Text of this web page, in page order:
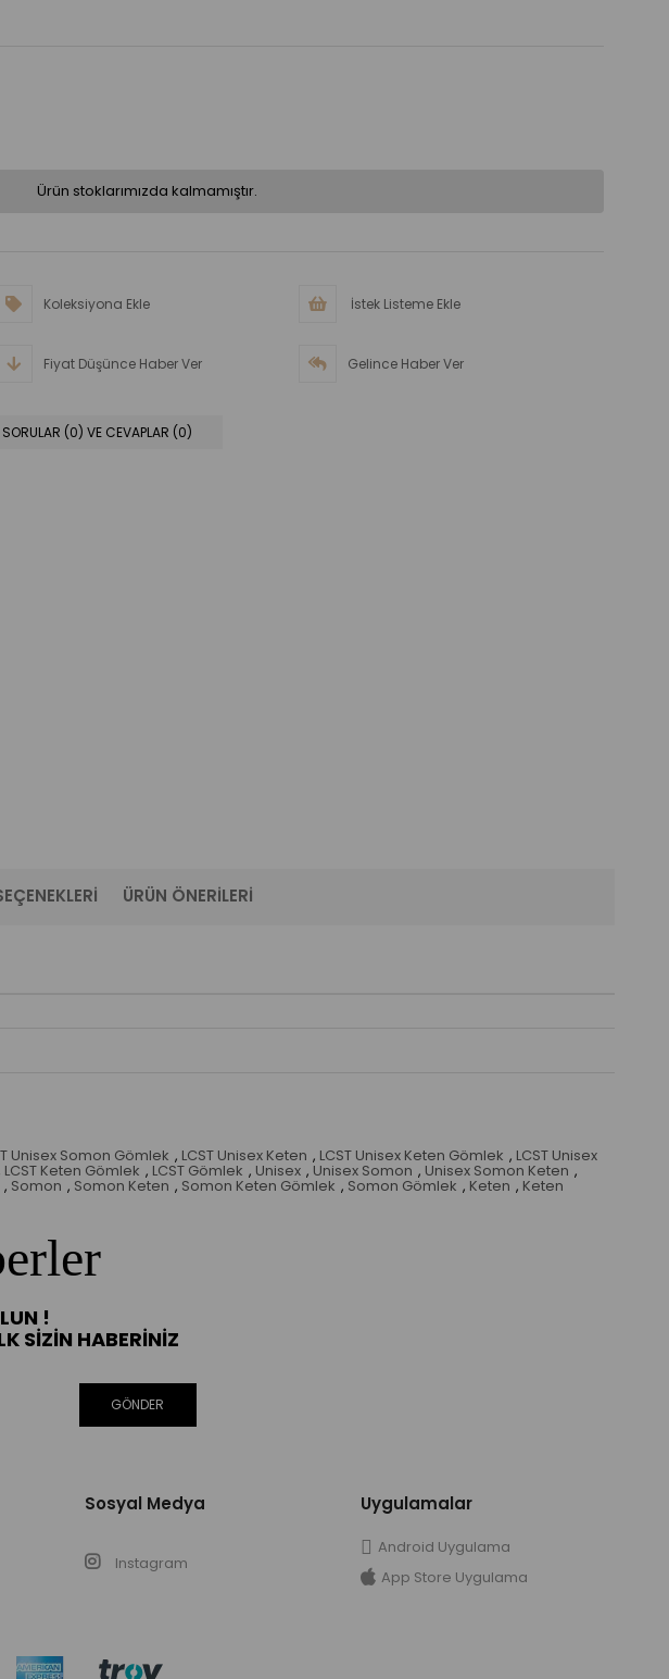
Ürün stoklarımızda kalmamıştır.
Koleksiyona Ekle İstek Listeme Ekle
Fiyat Düşünce Haber Ver Gelince Haber Ver
SORULAR (0) VE CEVAPLAR (0)
ÜRÜN ÖNERILERI
Unisex Somon Gömlek , LCST Unisex Keten , LCST Unisex Keten Gömlek , LCST Unisex
LCST Keten Gömlek , LCST Gömlek , Unisex , Unisex Somon , Unisex Somon Keten ,
, Somon , Somon Keten , Somon Keten Gömlek , Somon Gömlek , Keten , Keten
!
SIZIN HABERINIZ
GÖNDER
Sosyal Medya
Instagram
Uygulamalar
Android Uygulama
App Store Uygulama